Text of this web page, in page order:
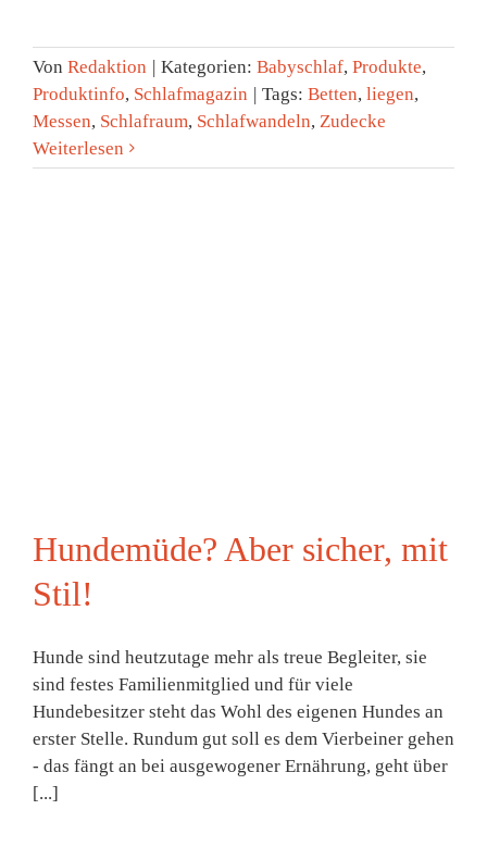
Von Redaktion | Kategorien: Babyschlaf, Produkte,
Produktinfo, Schlafmagazin | Tags: Betten, liegen,
Messen, Schlafraum, Schlafwandeln, Zudecke
Weiterlesen
Hundemüde? Aber sicher, mit
Stil!
Hunde sind heutzutage mehr als treue Begleiter, sie
sind festes Familienmitglied und für viele
Hundebesitzer steht das Wohl des eigenen Hundes an
erster Stelle. Rundum gut soll es dem Vierbeiner gehen
- das fängt an bei ausgewogener Ernährung, geht über
[...]